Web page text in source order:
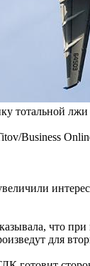
тотальной лжи
Business
что
для